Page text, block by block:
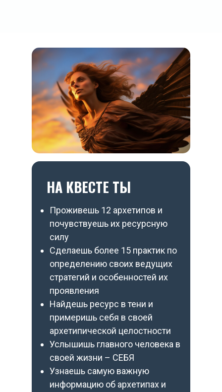
НА КВЕСТЕ ТЫ
Проживешь 12 архетипов и
почувствуешь их ресурсную
силу
Сделаешь более 15 практик по
определению своих ведущих
стратегий и особенностей их
проявления
Найдешь ресурс в тени и
примеришь себя в своей
архетипической целостности
Услышишь главного человека в
своей жизни – СЕБЯ
Узнаешь самую важную
информацию об архетипах и